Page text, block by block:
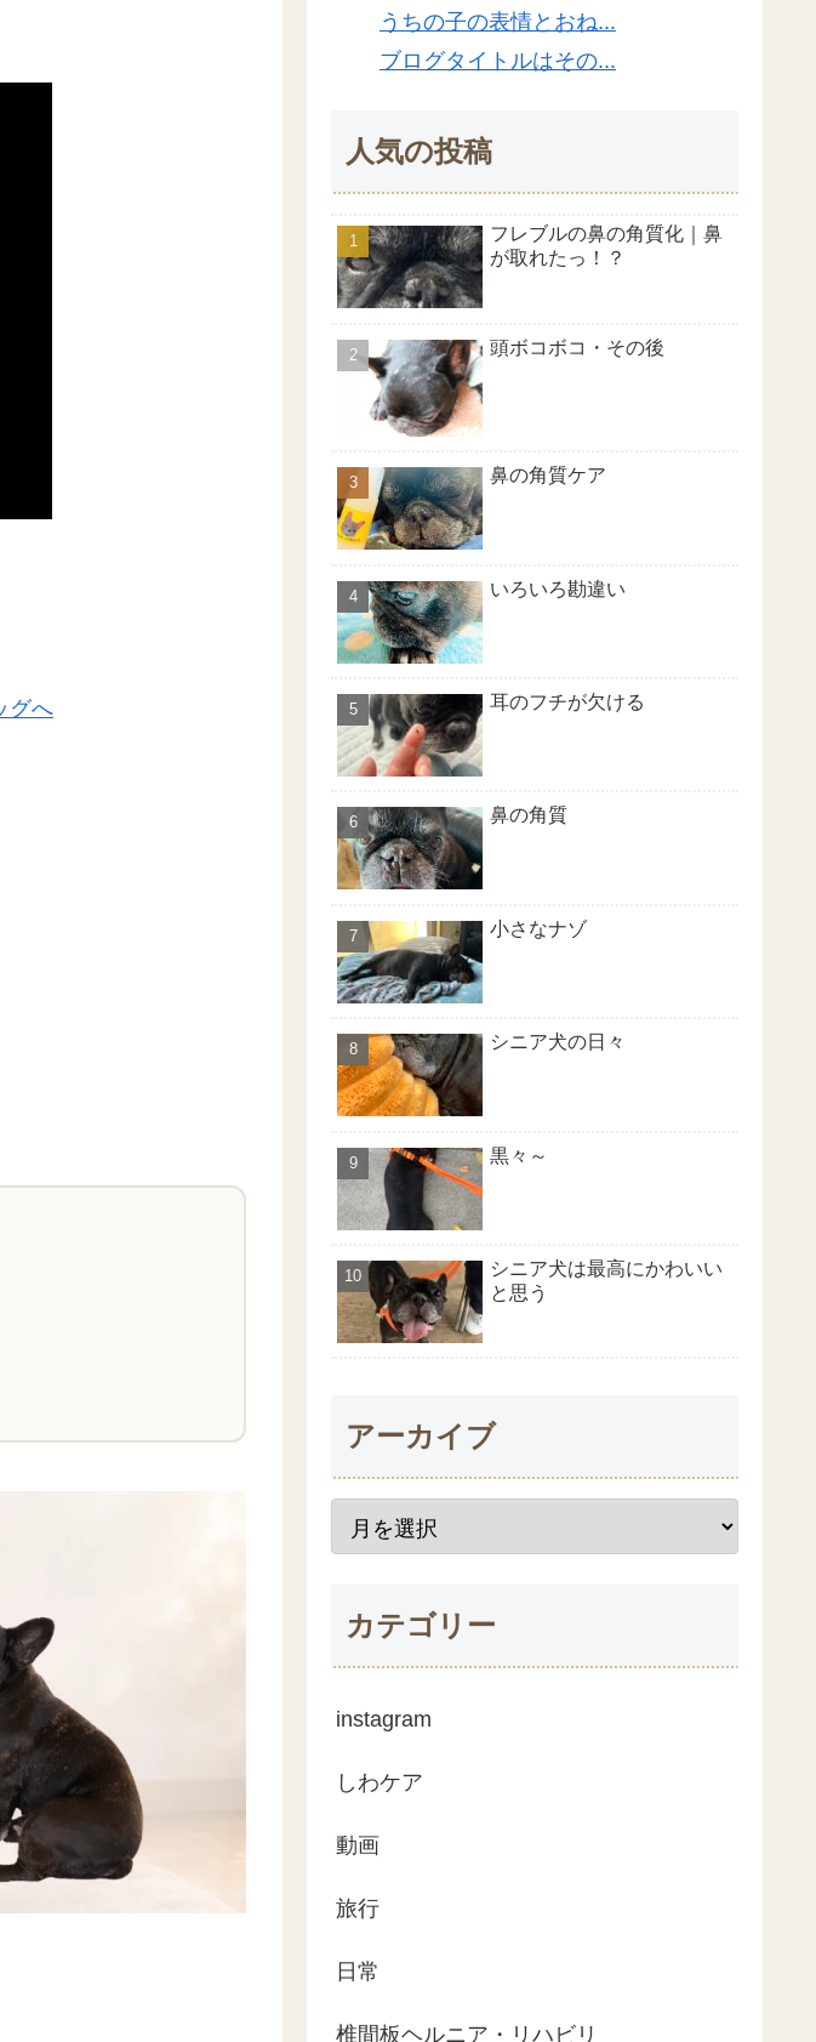
うちの子の表情とおね...
ブログタイトルはその...
人気の投稿
フレブルの鼻の角質化｜鼻
が取れたっ！？
頭ボコボコ・その後
鼻の角質ケア
いろいろ勘違い
耳のフチが欠ける
鼻の角質
小さなナゾ
シニア犬の日々
黒々～
シニア犬は最高にかわいい
と思う
アーカイブ
カテゴリー
instagram
しわケア
動画
旅行
日常
椎間板ヘルニア・リハビリ